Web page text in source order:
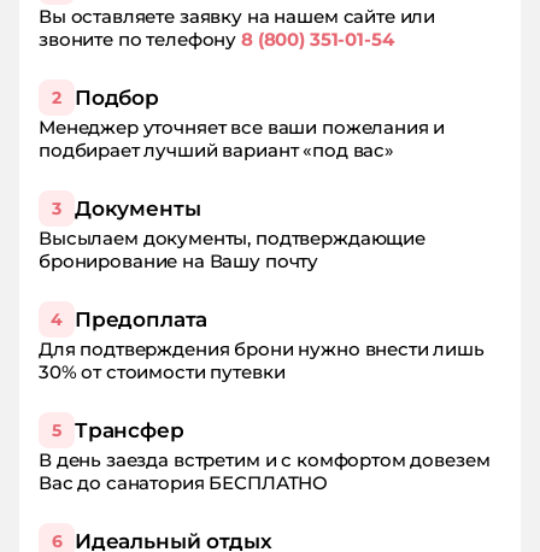
Вы оставляете заявку на нашем сайте или
звоните по телефону8 (800) 351-01-54
2 Подбор
Менеджер уточняет все ваши пожелания и
подбирает лучший вариант «под вас»
3 Документы
Высылаем документы, подтверждающие
бронирование на Вашу почту
4 Предоплата
Для подтверждения брони нужно внести лишь
30% от стоимости путевки
5 Трансфер
В день заезда встретим и с комфортом довезем
Вас до санатория БЕСПЛАТНО
6 Идеальный отдых